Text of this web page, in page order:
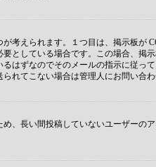
えられます。１つ目は、掲示板が
としている場合です。この場合、掲
はずなのでそのメールの指示に従っ
れてこない場合は管理人にお問い合わ
、長い間投稿していないユーザーの